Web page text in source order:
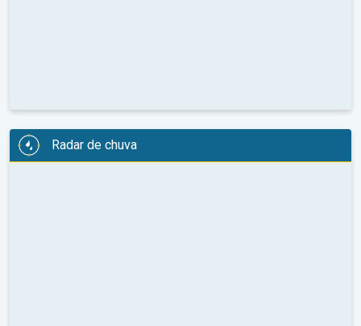
Radar de chuva